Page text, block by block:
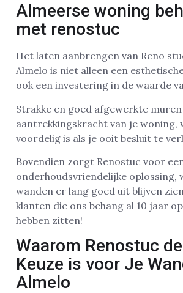
Almeerse woning
met renostuc
Het laten aanbrengen van Reno
Almelo is niet alleen een
ook een investering in de waarde
Strakke en goed afgewerkte
aantrekkingskracht van je woning,
voordelig is als je ooit besluit te
Bovendien zorgt Renostuc voor
onderhoudsvriendelijke oplossing,
wanden er lang goed uit blijven
klanten die ons behang al 10 jaar
hebben zitten!
Waarom Renostuc
Keuze is voor Je
Almelo